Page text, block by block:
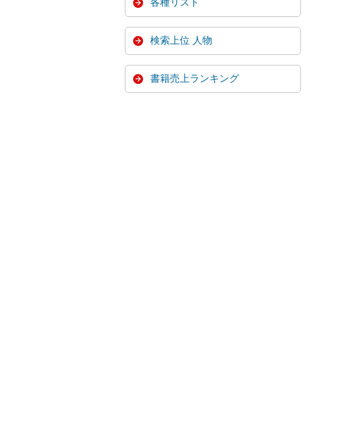
各種リスト
検索上位 人物
書籍売上ランキング